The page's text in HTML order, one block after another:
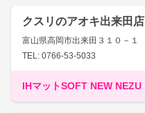
クスリのアオキ出来田店
富山県高岡市出来田３１０－１
TEL: 0766-53-5033
IHマットSOFT NEW NEZU